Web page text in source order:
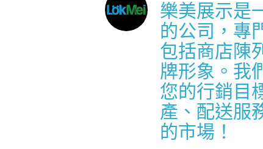
樂美展示是
的公司，專
包括商店陳
牌形象。我
您的行銷目
產、配送服
的市場！